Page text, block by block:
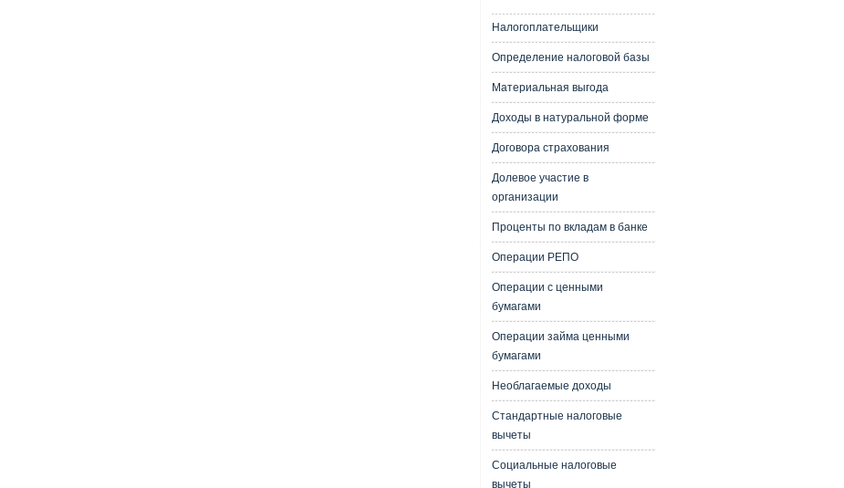
Налогоплательщики
Определение налоговой базы
Материальная выгода
Доходы в натуральной форме
Договора страхования
Долевое участие в
организации
Проценты по вкладам в банке
Операции РЕПО
Операции с ценными
бумагами
Операции займа ценными
бумагами
Необлагаемые доходы
Стандартные налоговые
вычеты
Социальные налоговые
вычеты